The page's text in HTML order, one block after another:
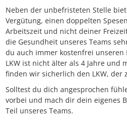
Neben der unbefristeten Stelle
Vergütung, einen doppelten
Arbeitszeit und nicht deiner
die Gesundheit unseres Teams
du auch immer kostenfrei unseren
LKW ist nicht älter als 4 Jahre und
finden wir sicherlich den LKW, der
Solltest du dich angesprochen
vorbei und mach dir dein eigenes
Teil unseres Teams.